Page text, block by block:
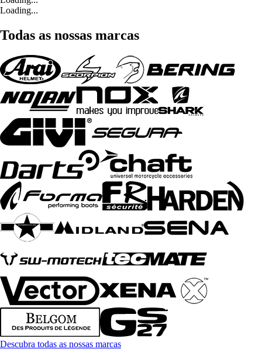
Loading...
Todas as nossas marcas
Descubra todas as nossas marcas